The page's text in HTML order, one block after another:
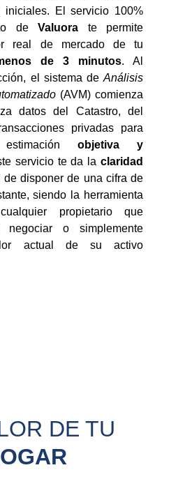
iniciales. El servicio 100%
de Valuora te permite
real de mercado de tu
de 3 minutos. Al
el sistema de Análisis
(AVM) comienza
datos del Catastro, del
privadas para
objetiva y
servicio te da la claridad
de disponer de una cifra de
siendo la herramienta
propietario que
negociar o simplemente
actual de su activo
DE TU